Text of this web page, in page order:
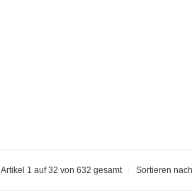
Artikel 1 auf 32 von 632 gesamt Sortieren nach